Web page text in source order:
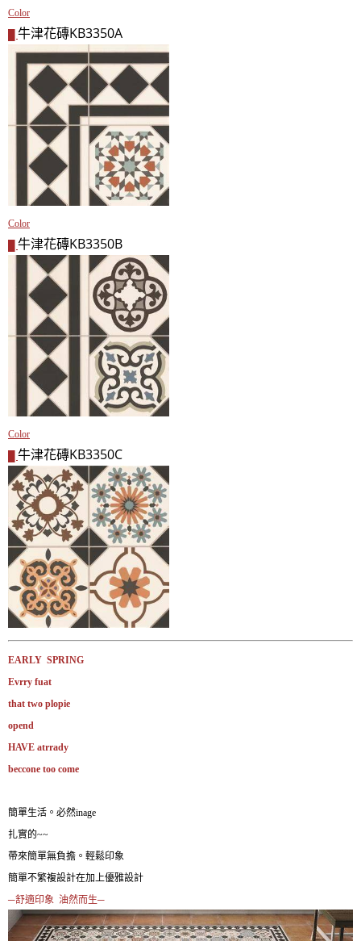
Color
牛津花磚KB3350A
Color
牛津花磚KB3350B
Color
牛津花磚KB3350C
EARLY SPRING
Evrry fuat
that two plopie
opend
HAVE atrrady
beccone too come
簡單生活。必然inage
扎實的~~
帶來簡單無負擔。輕鬆印象
簡單不繁複設計在加上優雅設計
─舒適印象 油然而生─